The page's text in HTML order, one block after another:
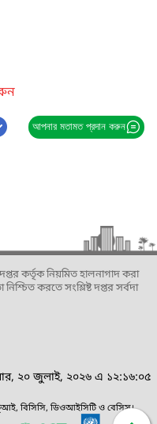
আপনার মতামত প্রদান করুন
কর্তৃক নিয়মিত হালনাগাদ করা
করতে সংশ্লিষ্ট দপ্তর সর্বদা
২০ জুলাই, ২০২৬ এ ১২:১৬:০৫
বিসিসি, ডিওআইসিটি ও বেসিস।